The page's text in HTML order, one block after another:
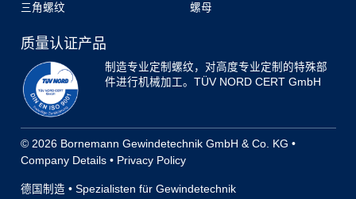
三角螺纹
螺母
质量认证产品
制造专业定制螺纹，对高度专业定制的特殊部
件进行机械加工。TÜV NORD CERT GmbH
© 2026 Bornemann Gewindetechnik GmbH & Co. KG •
Company Details• Privacy Policy
德国制造 • Spezialisten für Gewindetechnik